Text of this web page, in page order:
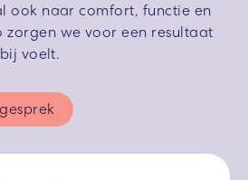
ook naar comfort, functie en
zorgen we voor een resultaat
voelt.